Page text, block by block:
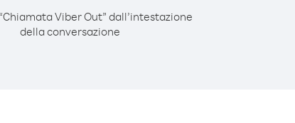
Viber Out” dall’intestazione
della conversazione